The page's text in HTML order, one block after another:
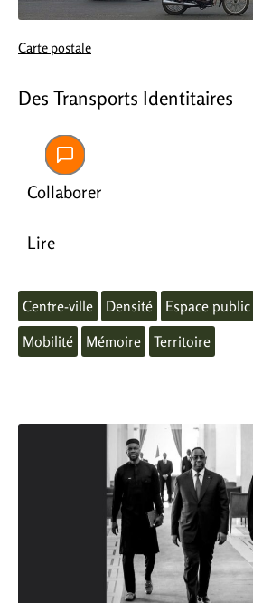
Carte postale
Des Transports Identitaires
Collaborer
Lire
Centre-ville Densité Espace public
Mobilité
Mémoire Territoire